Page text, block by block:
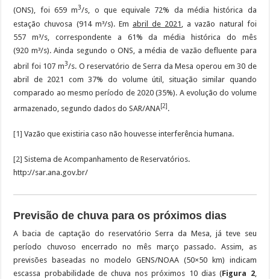
(ONS), foi 659 m3/s, o que equivale 72% da média histórica da
estação chuvosa (914 m³/s). Em abril de 2021
, a vazão natural foi
557 m³/s, correspondente a 61% da média histórica do mês
(920 m³/s). Ainda segundo o ONS, a média de vazão defluente para
abril foi 107 m3/s. O reservatório de Serra da Mesa operou em 30 de
abril de 2021 com 37% do volume útil, situação similar quando
comparado ao mesmo período de 2020 (35%). A evolução do volume
armazenado, segundo dados do SAR/ANA[2].
[1] Vazão que existiria caso não houvesse interferência humana.
[2] Sistema de Acompanhamento de Reservatórios.
http://sar.ana.gov.br/
Previsão de chuva para os próximos dias
A bacia de captação do reservatório Serra da Mesa, já teve seu
período chuvoso encerrado no mês março passado. Assim, as
previsões baseadas no modelo GENS/NOAA (50×50 km) indicam
escassa probabilidade de chuva nos próximos 10 dias (Figura 2,